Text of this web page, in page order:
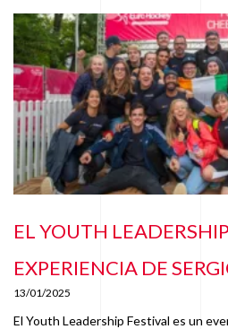
EL YOUTH
EXPERIENCIA DE
13/01/2025
El Youth Leadership Festival es un